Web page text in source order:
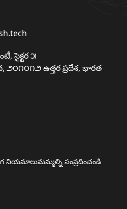
సైక్టర ౫
ఉత్తర ప్రదేశ, భారత
నియమాలుమమ్మల్ని సంప్రదించండి